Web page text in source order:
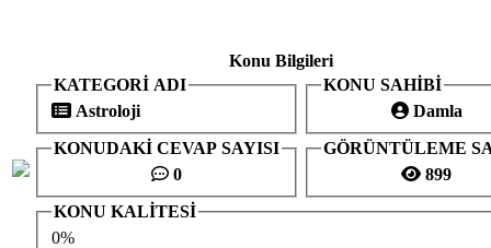
Konu Bilgileri
KATEGORİ ADI
Astroloji
KONU SAHİBİ
Damla
KONUDAKİ CEVAP SAYISI
0
GÖRÜNTÜLEME
899
KONU KALİTESİ
0%